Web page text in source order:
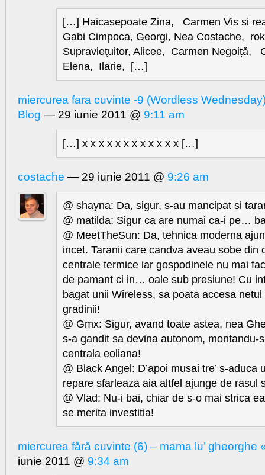
[…] Haicasepoate Zina, Carmen Vis si
Gabi Cimpoca, Georgi, Nea Costache,
Supravieţuitor, Alicee, Carmen Negoiță,
Elena, Ilarie, […]
miercurea fara cuvinte -9 (Wordless
Blog — 29 iunie 2011 @ 9:11 am
[…] x x x x x x x x x x x x […]
costache — 29 iunie 2011 @ 9:26 am
@ shayna: Da, sigur, s-au mancipat si
@ matilda: Sigur ca are numai ca-i pe…
@ MeetTheSun: Da, tehnica moderna
incet. Taranii care candva aveau sobe din
centrale termice iar gospodinele nu mai
de pamant ci in… oale sub presiune! Cu
bagat unii Wireless, sa poata accesa
gradinii!
@ Gmx: Sigur, avand toate astea, nea
s-a gandit sa devina autonom, montandu-
centrala eoliana!
@ Black Angel: D’apoi musai tre’ s-aduca
repare sfarleaza aia altfel ajunge de rasul
@ Vlad: Nu-i bai, chiar de s-o mai strica
se merita investitia!
miercurea fără cuvinte (6) – mama lu’ gheorghe
iunie 2011 @ 9:34 am